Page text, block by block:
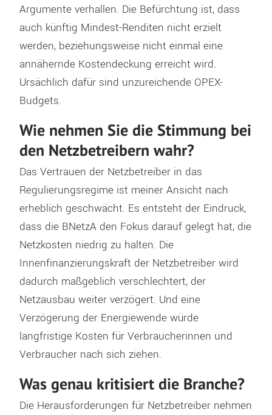
Argumente verhallen. Die Befürchtung ist, dass
auch künftig Mindest-Renditen nicht erzielt
werden, beziehungsweise nicht einmal eine
annähernde Kostendeckung erreicht wird.
Ursächlich dafür sind unzureichende OPEX-
Budgets.
Wie nehmen Sie die Stimmung bei
den Netzbetreibern wahr?
Das Vertrauen der Netzbetreiber in das
Regulierungsregime ist meiner Ansicht nach
erheblich geschwächt. Es entsteht der Eindruck,
dass die BNetzA den Fokus darauf gelegt hat, die
Netzkosten niedrig zu halten. Die
Innenfinanzierungskraft der Netzbetreiber wird
dadurch maßgeblich verschlechtert, der
Netzausbau weiter verzögert. Und eine
Verzögerung der Energiewende würde
langfristige Kosten für Verbraucherinnen und
Verbraucher nach sich ziehen.
Was genau kritisiert die Branche?
Die Herausforderungen für Netzbetreiber nehmen